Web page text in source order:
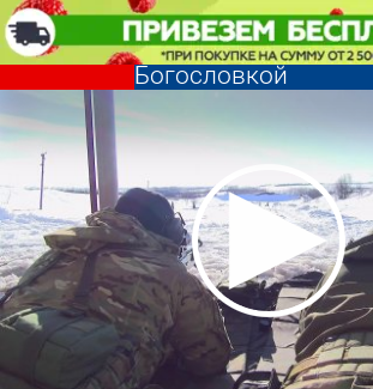
Сотрудники
три дня на сборах
Богословкой
Общество
Сотрудники
три дня на сборах
Богословкой
Другие
новости
теме
Погода и
курсы
Пензе